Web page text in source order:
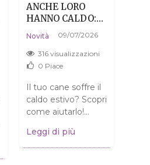
ANCHE LORO
HANNO CALDO:
COME AIUTARE
IL TUO CANE A
SOPRAVVIVERE
ALL'ESTATE
Novità 09/07/2026
316 visualizzazioni
0 Piace
Il tuo cane soffre il
caldo estivo? Scopri
come aiutarlo!
garantire al tuo
amico a quattro
Leggi di più